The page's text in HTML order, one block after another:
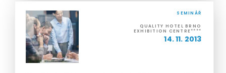
SEMINÁŘ
QUALITY HOTEL BRNO
EXHIBITION CENTRE****
14. 11. 2013